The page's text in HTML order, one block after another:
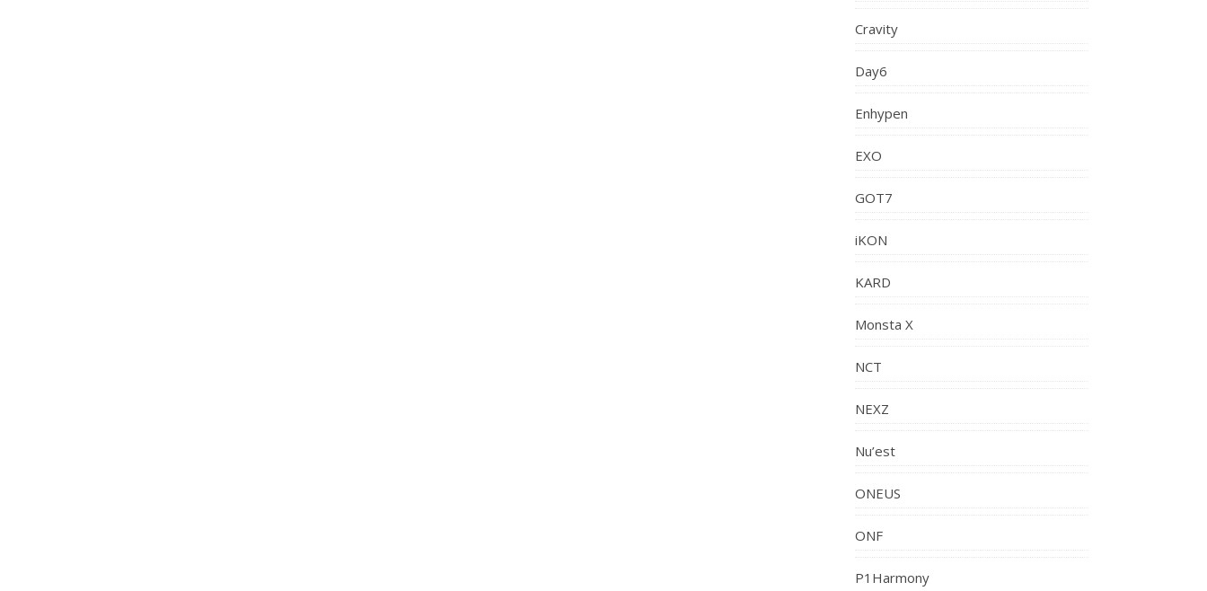
Cravity
Day6
Enhypen
EXO
GOT7
iKON
KARD
Monsta X
NCT
NEXZ
Nu’est
ONEUS
ONF
P1Harmony